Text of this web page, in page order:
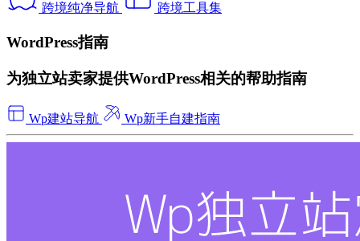
跨境纯净导航 跨境工具集
WordPress指南
为独立站卖家提供WordPress相关的帮助指南
Wp建站导航 Wp新手自建指南